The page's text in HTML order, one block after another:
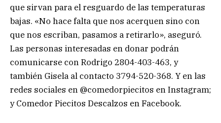
que sirvan para el resguardo de las temperaturas
bajas. «No hace falta que nos acerquen sino con
que nos escriban, pasamos a retirarlo», aseguró.
Las personas interesadas en donar podrán
comunicarse con Rodrigo 2804-403-463, y
también Gisela al contacto 3794-520-368. Y en las
redes sociales en @comedorpiecitos en Instagram;
y Comedor Piecitos Descalzos en Facebook.